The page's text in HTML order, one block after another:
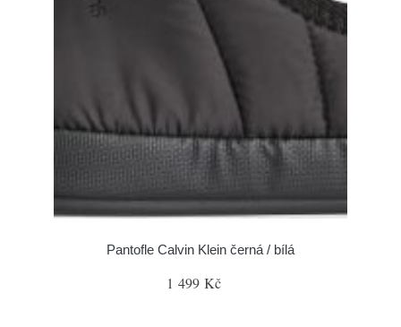
Pantofle Calvin Klein černá / bílá
1 499 Kč